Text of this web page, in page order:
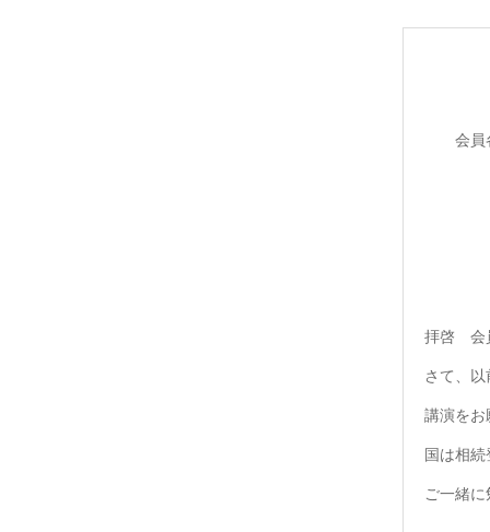
会員
拝啓 会
さて、
講演をお
国は相
ご一緒